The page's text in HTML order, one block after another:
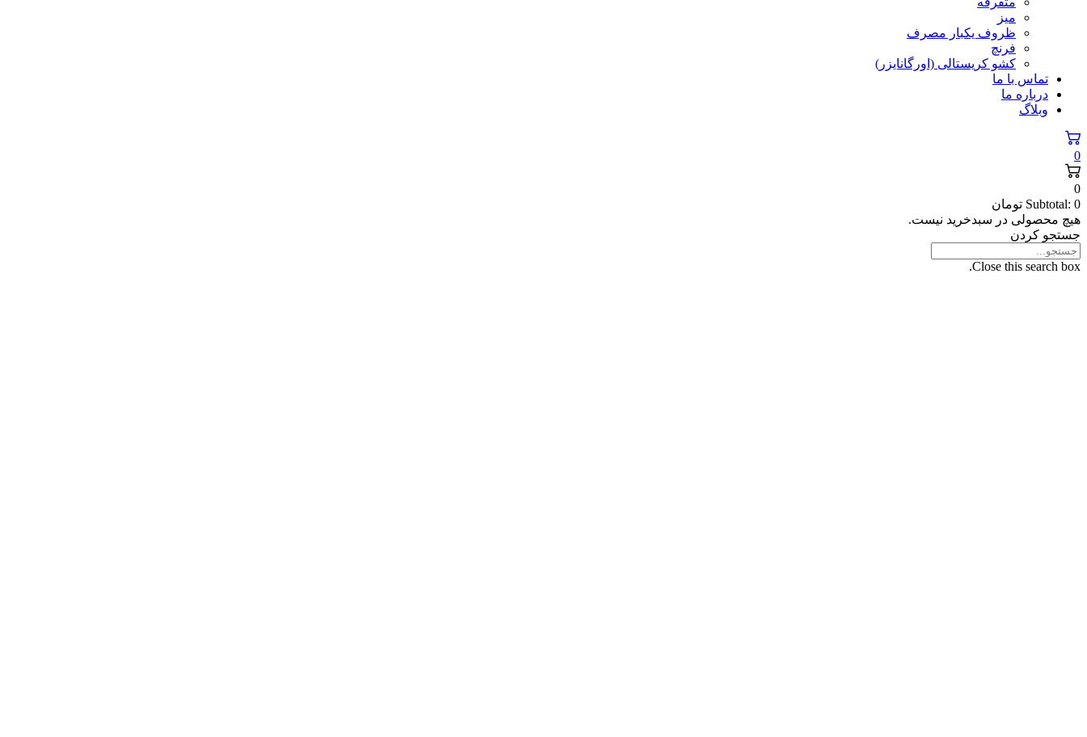
میز
ظروف یکبار مصرف
فرنچ
کشو کریستالی (اورگانایزر)
تماس با ما
درباره ما
وبلاگ
0
0
Subtotal: 0
تومان
هیچ محصولی در سبدخرید نیست.
جستجو کردن
Close this search box.